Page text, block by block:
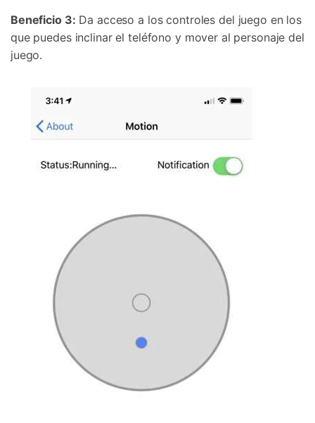
Beneficio 3: Da acceso a los controles del juego en los
que puedes inclinar el teléfono y mover al personaje del
juego.